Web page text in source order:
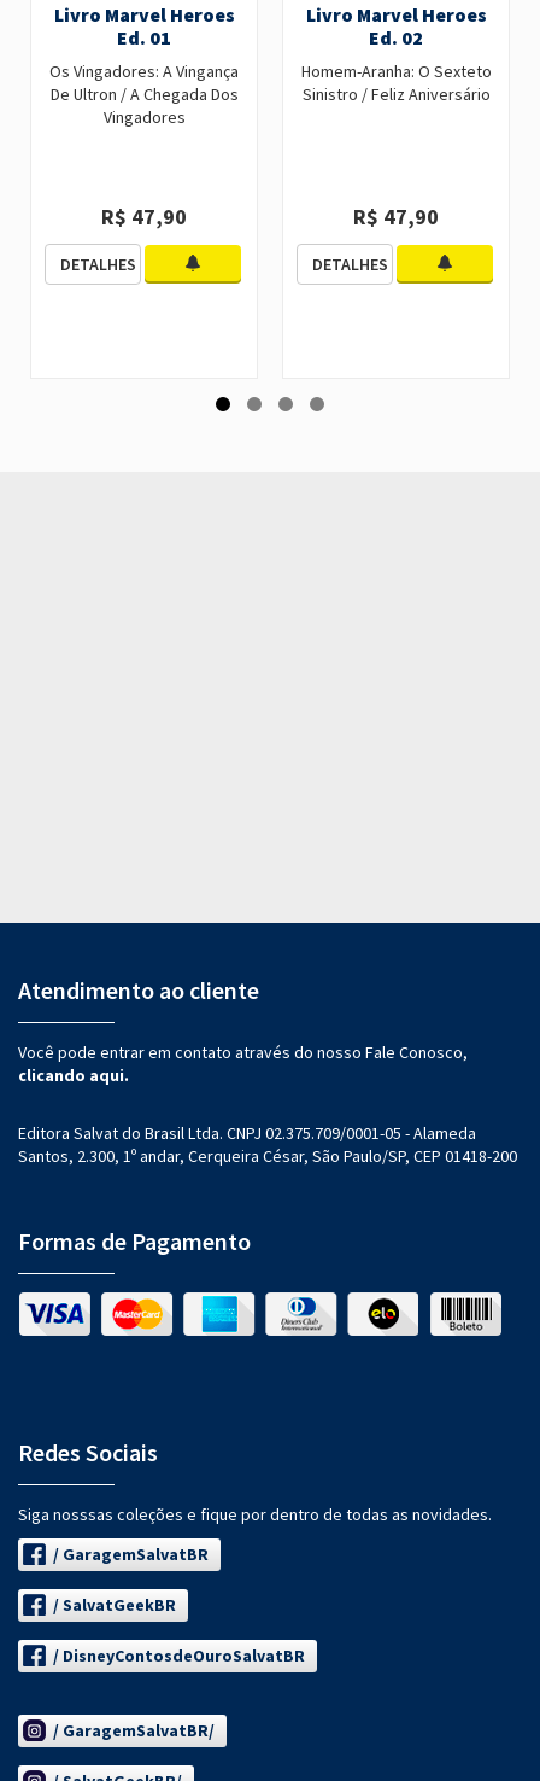
Livro Marvel Heroes
Ed. 01
Os Vingadores: A Vingança
De Ultron / A Chegada Dos
Vingadores
R$ 47,90
DETALHES
Livro Marvel Heroes
Ed. 02
Homem-Aranha: O Sexteto
Sinistro / Feliz Aniversário
R$ 47,90
DETALHES
Atendimento ao cliente
Você pode entrar em contato através do nosso Fale Conosco,
clicando aqui.
Editora Salvat do Brasil Ltda. CNPJ 02.375.709/0001-05 - Alameda
Santos, 2.300, 1º andar, Cerqueira César, São Paulo/SP, CEP 01418-200
Formas de Pagamento
Redes Sociais
Siga nosssas coleções e fique por dentro de todas as novidades.
/ GaragemSalvatBR
/ SalvatGeekBR
/ DisneyContosdeOuroSalvatBR
/ GaragemSalvatBR/